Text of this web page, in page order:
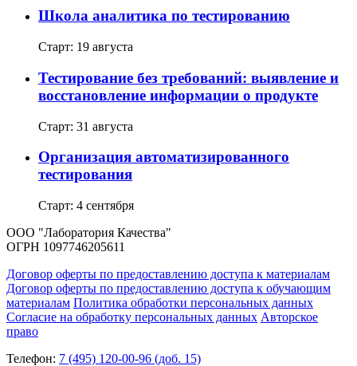
Школа аналитика по тестированию
Старт: 19 августа
Тестирование без требований: выявление и
восстановление информации о продукте
Старт: 31 августа
Организация автоматизированного
тестирования
Старт: 4 сентября
ООО "Лаборатория Качества"
ОГРН 1097746205611
Договор оферты по предоставлению доступа к материалам
Договор оферты по предоставлению доступа к обучающим
материалам Политика обработки персональных данных
Согласие на обработку персональных данных Авторское
право
Телефон: 7 (495) 120-00-96 (доб. 15)